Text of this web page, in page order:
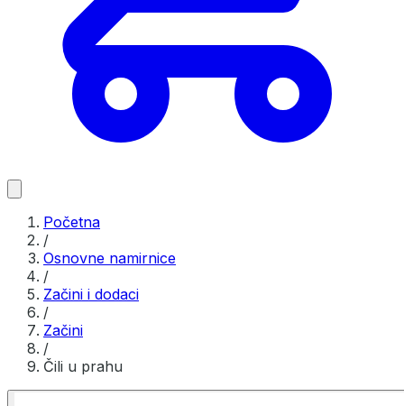
Početna
/
Osnovne namirnice
/
Začini i dodaci
/
Začini
/
Čili u prahu